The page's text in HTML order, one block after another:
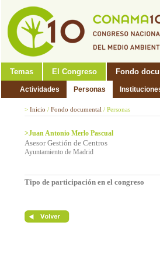
Temas El Congreso Fondo
Actividades Personas
> Inicio / Fondo documental / Personas
>Juan Antonio Merlo Pascual
Asesor Gestión de Centros
Ayuntamiento de Madrid
Tipo de participación en el congreso